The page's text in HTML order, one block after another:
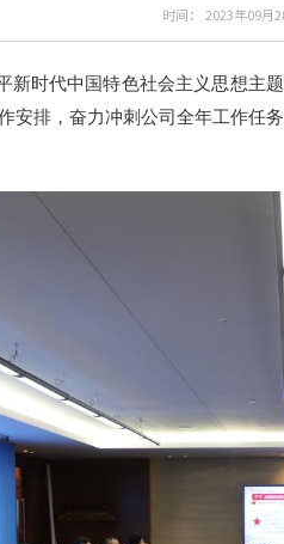
时间： 2023年09月
代中国特色社会主义思想主
安排，奋力冲刺公司全年工作